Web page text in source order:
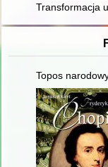
Transformacja
Topos